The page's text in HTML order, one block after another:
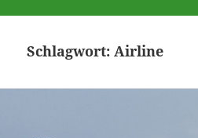
Schlagwort:Airline